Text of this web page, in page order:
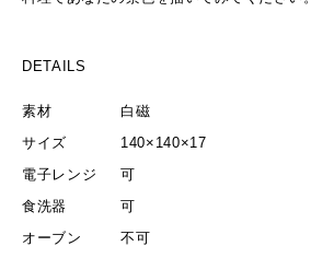
DETAILS
素材
白磁
サイズ
140×140×17
電子レンジ
可
食洗器
可
オーブン
不可